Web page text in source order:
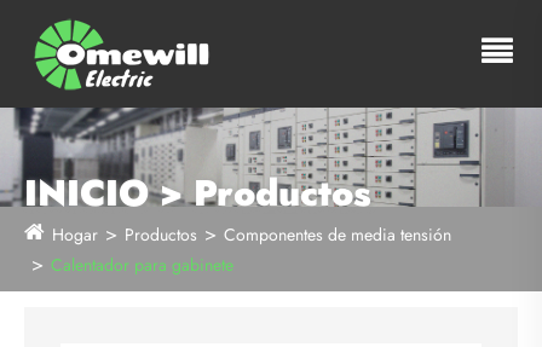
INICIO > Productos
Hogar Productos
Componentes de media tensión
Calentador para gabinete